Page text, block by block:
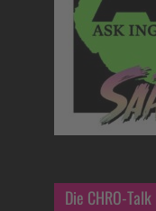
Die CHRO-